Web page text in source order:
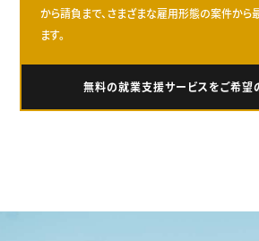
から請負まで、さまざまな雇用形態の案件から
ます。
無料の就業支援サービスをご希望